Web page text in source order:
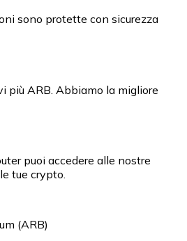
sono protette con sicurezza
più ARB. Abbiamo la migliore
puoi accedere alle nostre
tue crypto.
(ARB)